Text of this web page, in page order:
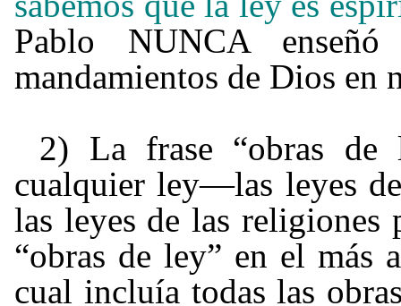
Pablo NUNCA
mandamientos de Dios en
2) La frase “obras de
cualquier ley—las leyes
las leyes de las religiones
“obras de ley” en el más
cual incluía todas las